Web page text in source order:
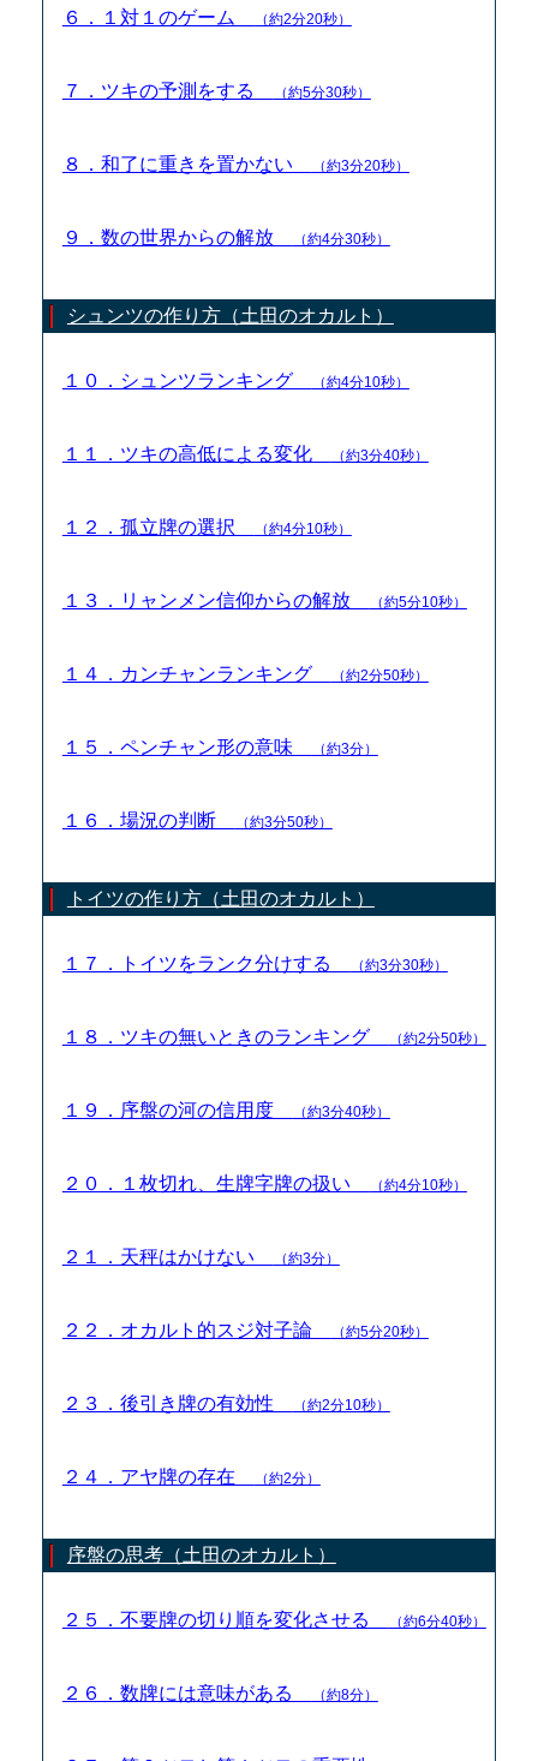
６．１対１のゲーム （約2分20秒）
７．ツキの予測をする （約5分30秒）
８．和了に重きを置かない （約3分20秒）
９．数の世界からの解放 （約4分30秒）
シュンツの作り方（土田のオカルト）
１０．シュンツランキング （約4分10秒）
１１．ツキの高低による変化 （約3分40秒）
１２．孤立牌の選択 （約4分10秒）
１３．リャンメン信仰からの解放 （約5分10秒）
１４．カンチャンランキング （約2分50秒）
１５．ペンチャン形の意味 （約3分）
１６．場況の判断 （約3分50秒）
トイツの作り方（土田のオカルト）
１７．トイツをランク分けする （約3分30秒）
１８．ツキの無いときのランキング （約2分50秒）
１９．序盤の河の信用度 （約3分40秒）
２０．１枚切れ、生牌字牌の扱い （約4分10秒）
２１．天秤はかけない （約3分）
２２．オカルト的スジ対子論 （約5分20秒）
２３．後引き牌の有効性 （約2分10秒）
２４．アヤ牌の存在 （約2分）
序盤の思考（土田のオカルト）
２５．不要牌の切り順を変化させる （約6分40秒）
２６．数牌には意味がある （約8分）